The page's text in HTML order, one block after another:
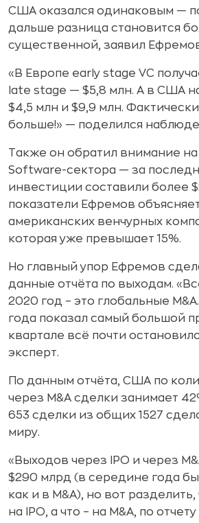
США оказался одинаковым —
дальше разница становится
существенной, заявил
«В Европе early stage VC
late stage — $5,8 млн. А в США
$4,5 млн и $9,9 млн.
больше!» — поделился
Также он обратил внимание на
Software-сектора — за
инвестиции составили более
показатели Ефремов
американских венчурных
которая уже превышает 15%.
Но главный упор Ефремов
данные отчёта по выходам.
2020 год – это глобальные
года показал самый большой
квартале всё почти
эксперт.
По данным отчёта, США по
через M&A сделки занимает
653 сделки из общих 1527
миру.
«Выходов через IPO и через
$290 млрд (в середине года
как и в M&A), но вот
на IPO, а что – на M&A, по